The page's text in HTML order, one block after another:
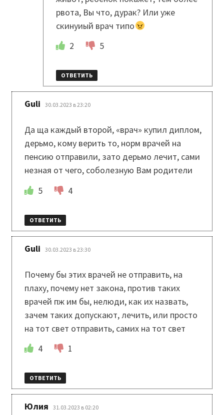
рвота, Вы что, дурак? Или уже
скинуиый врач типо
2
5
ОТВЕТИТЬ
Guli 30.03.2023 в 23:20
Да ща каждый второй, «врач» купил диплом,
дерьмо, кому верить то, норм врачей на
пенсию отправили, зато дерьмо лечит, сами
незная от чего, соболезную Вам родители
5
4
ОТВЕТИТЬ
Guli 30.03.2023 в 23:30
Почему бы этих врачей не отправить, на
плаху, почему нет закона, против таких
врачей пж им бы, нелюди, как их назвать,
зачем таких допускают, лечить, или просто
на тот свет отправить, самих на тот свет
4
1
ОТВЕТИТЬ
Юлия 31.03.2023 в 02:20